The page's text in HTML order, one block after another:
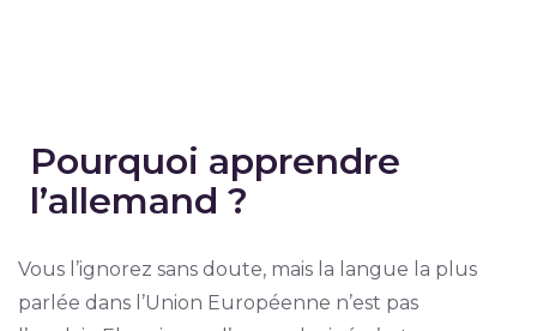
Pourquoi apprendre
l’allemand ?
Vous l’ignorez sans doute, mais la langue la plus
parlée dans l’Union Européenne n’est pas